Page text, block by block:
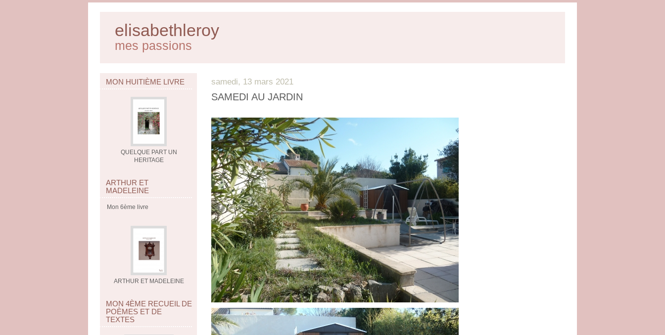
elisabethleroy
mes passions
MON HUITIÈME LIVRE
QUELQUE PART UN
HERITAGE
ARTHUR ET
MADELEINE
Mon 6ème livre
ARTHUR ET MADELEINE
MON 4ÈME RECUEIL DE
POÈMES ET DE
TEXTES
samedi, 13 mars 2021
SAMEDI AU JARDIN